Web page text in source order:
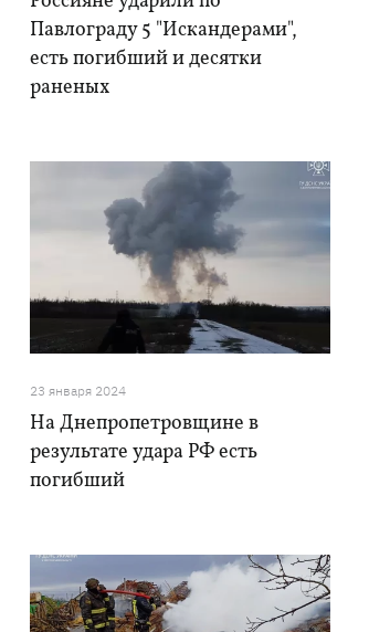
Павлограду 5 "Искандерами",
есть погибший и десятки
раненых
23 января 2024
На Днепропетровщине в
результате удара РФ есть
погибший